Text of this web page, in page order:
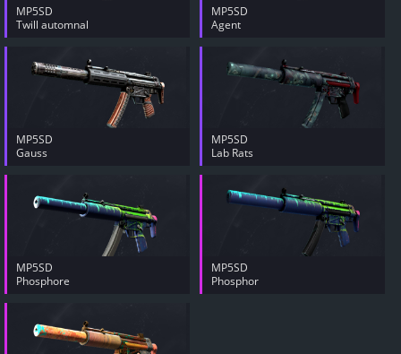
MP5SD
Twill automnal
MP5SD
Agent
MP5SD
Gauss
MP5SD
Lab Rats
MP5SD
Phosphore
MP5SD
Phosphor